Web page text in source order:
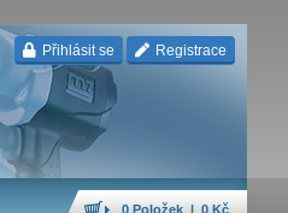
Přihlásit se Registrace
0 Položek | 0 Kč